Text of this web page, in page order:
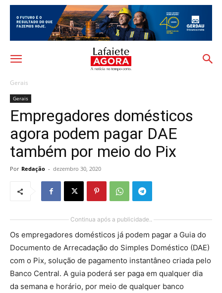
Gerais
Gerais
Empregadores domésticos
agora podem pagar DAE
também por meio do Pix
Por Redação - dezembro 30, 2020
Continua após a publicidade..
Os empregadores domésticos já podem pagar a Guia do
Documento de Arrecadação do Simples Doméstico (DAE)
com o Pix, solução de pagamento instantâneo criada pelo
Banco Central. A guia poderá ser paga em qualquer dia
da semana e horário, por meio de qualquer banco